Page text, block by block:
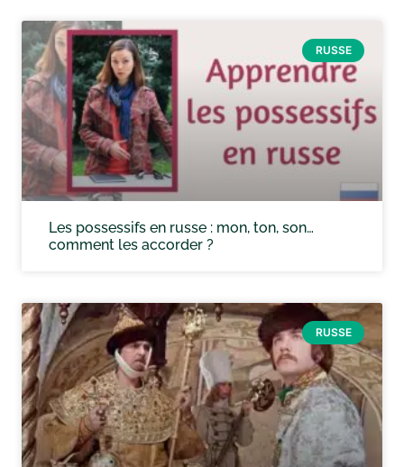
RUSSE
Les possessifs en russe : mon, ton, son…
comment les accorder ?
RUSSE